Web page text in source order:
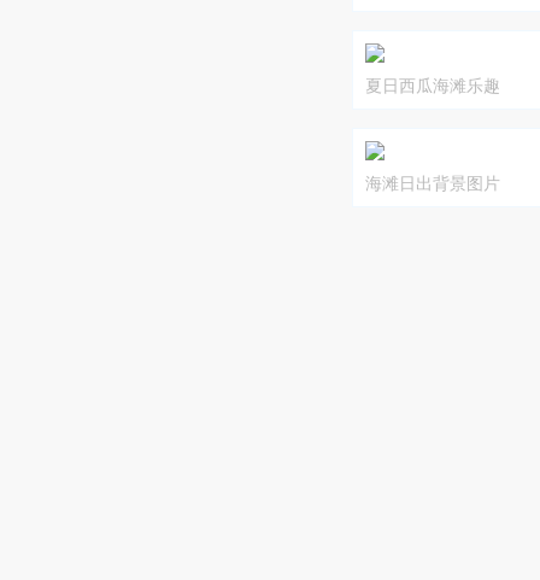
夏日西瓜海滩乐趣
海滩日出背景图片